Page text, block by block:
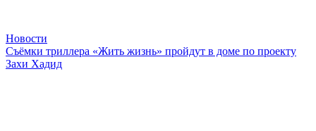
Новости
Съёмки триллера «Жить жизнь» пройдут в доме по проекту
Захи Хадид